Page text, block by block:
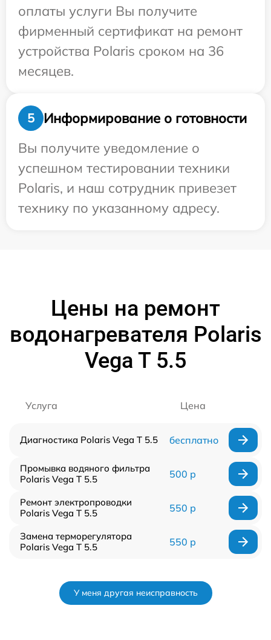
оплаты услуги Вы получите
фирменный сертификат на ремонт
устройства Polaris сроком на 36
месяцев.
5
Информирование о готовности
Вы получите уведомление о
успешном тестировании техники
Polaris, и наш сотрудник привезет
технику по указанному адресу.
Цены на ремонт
водонагревателя Polaris
Vega T 5.5
Услуга Цена
Диагностика Polaris Vega T 5.5 бесплатно
Промывка водяного фильтра
Polaris Vega T 5.5
500 р
Ремонт электропроводки
Polaris Vega T 5.5
550 р
Замена терморегулятора
Polaris Vega T 5.5
550 р
У меня другая неисправность